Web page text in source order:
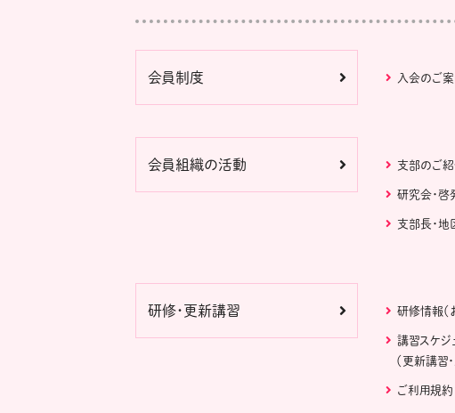
会員制度 入会のご
会員組織の活動 支部のご
研究会・啓
支部長・地
研修・更新講習 研修情報（
講習スケジ
（更新講習
ご利用規約